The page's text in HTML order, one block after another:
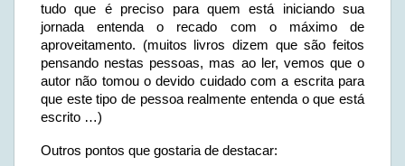
tudo que é preciso para quem está iniciando sua
jornada entenda o recado com o máximo de
aproveitamento. (muitos livros dizem que são feitos
pensando nestas pessoas, mas ao ler, vemos que o
autor não tomou o devido cuidado com a escrita para
que este tipo de pessoa realmente entenda o que está
escrito …)
Outros pontos que gostaria de destacar: